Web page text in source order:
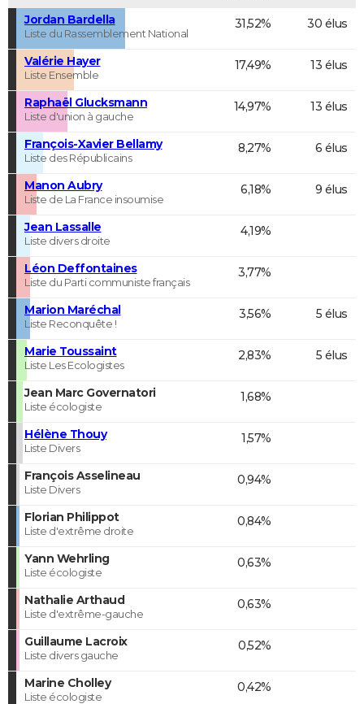
Jordan Bardella
Liste du Rassemblement National
31,52% 30 élus
Valérie Hayer
Liste Ensemble
17,49% 13 élus
Raphaël Glucksmann
Liste d'union à gauche
14,97% 13 élus
François-Xavier Bellamy
Liste des Républicains
8,27% 6 élus
Manon Aubry
Liste de La France insoumise
6,18% 9 élus
Jean Lassalle
Liste divers droite
4,19%
Léon Deffontaines
Liste du Parti communiste français
3,77%
Marion Maréchal
Liste Reconquête !
3,56% 5 élus
Marie Toussaint
Liste Les Ecologistes
2,83% 5 élus
Jean Marc Governatori
Liste écologiste
1,68%
Hélène Thouy
Liste Divers
1,57%
François Asselineau
Liste Divers
0,94%
Florian Philippot
Liste d'extrême droite
0,84%
Yann Wehrling
Liste écologiste
0,63%
Nathalie Arthaud
Liste d'extrême-gauche
0,63%
Guillaume Lacroix
Liste divers gauche
0,52%
Marine Cholley
Liste écologiste
0,42%